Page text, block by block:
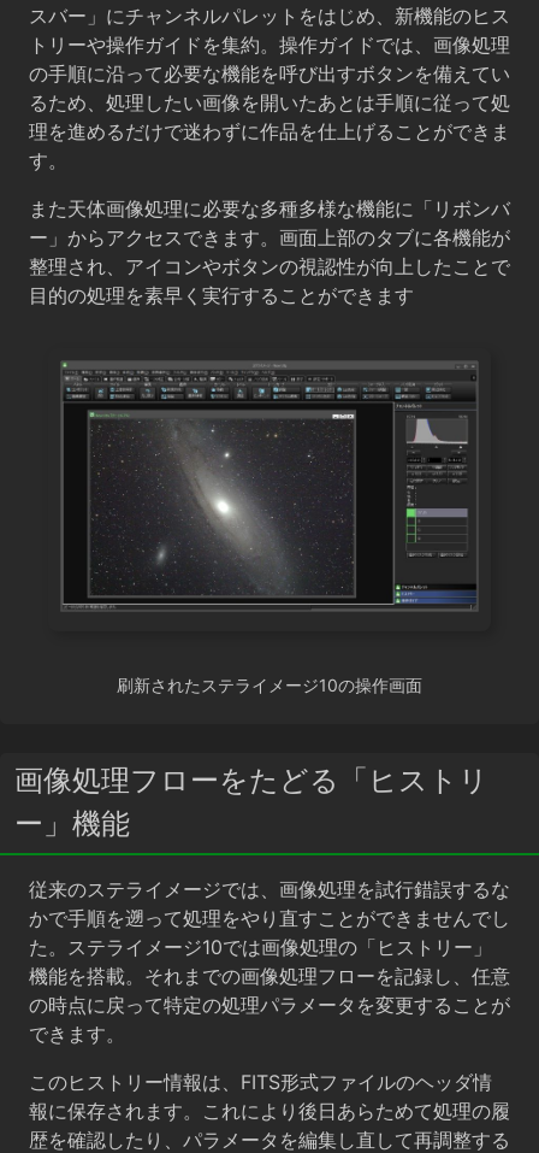
スバー」にチャンネルパレットをはじめ、新機能のヒス
トリーや操作ガイドを集約。操作ガイドでは、画像処理
の手順に沿って必要な機能を呼び出すボタンを備えてい
るため、処理したい画像を開いたあとは手順に従って処
理を進めるだけで迷わずに作品を仕上げることができま
す。
また天体画像処理に必要な多種多様な機能に「リボンバ
ー」からアクセスできます。画面上部のタブに各機能が
整理され、アイコンやボタンの視認性が向上したことで
目的の処理を素早く実行することができます
刷新されたステライメージ10の操作画面
画像処理フローをたどる「ヒストリ
ー」機能
従来のステライメージでは、画像処理を試行錯誤するな
かで手順を遡って処理をやり直すことができませんでし
た。ステライメージ10では画像処理の「ヒストリー」
機能を搭載。それまでの画像処理フローを記録し、任意
の時点に戻って特定の処理パラメータを変更することが
できます。
このヒストリー情報は、FITS形式ファイルのヘッダ情
報に保存されます。これにより後日あらためて処理の履
歴を確認したり、パラメータを編集し直して再調整する